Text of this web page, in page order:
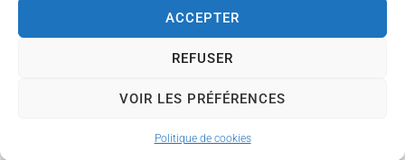
ACCEPTER
REFUSER
VOIR LES PRÉFÉRENCES
Politique de cookies
représentation et
lors de cette soirée.
Informations